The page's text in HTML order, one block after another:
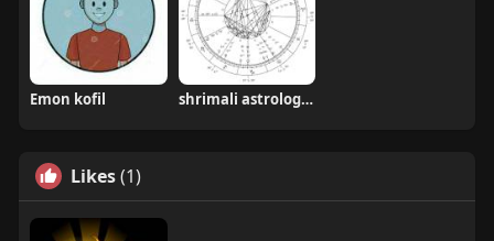
Emon kofil shrimali astrologer
Likes(1)